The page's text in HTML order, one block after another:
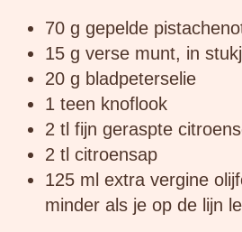
70 g gepelde
15 g verse munt, in
20 g bladpeterselie
1 teen knoflook
2 tl fijn geraspte
2 tl citroensap
125 ml extra vergine
minder als je op de lijn